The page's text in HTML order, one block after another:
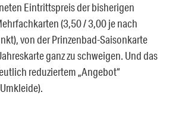
Eintrittspreis der bisherigen
(3,50 / 3,00 je nach
von der Prinzenbad-Saisonkarte
ganz zu schweigen. Und das
reduziertem „Angebot“